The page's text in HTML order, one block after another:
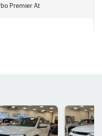
Premier At